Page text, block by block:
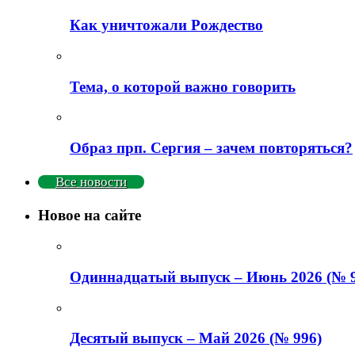
Как уничтожали Рождество
Тема, о которой важно говорить
Образ прп. Сергия – зачем повторяться?
Все новости
Новое на сайте
Одиннадцатый выпуск – Июнь 2026 (№
Деcятый выпуск – Май 2026 (№ 996)